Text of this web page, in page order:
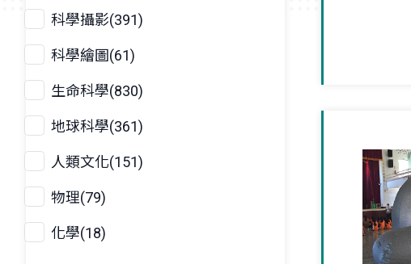
科學攝影(391)
科學繪圖(61)
生命科學(830)
地球科學(361)
人類文化(151)
物理(79)
化學(18)